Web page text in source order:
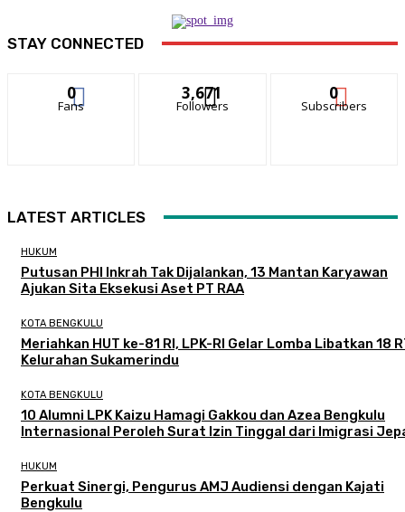
STAY CONNECTED
0
Fans
3,671
Followers
0
Subscribers
LATEST ARTICLES
HUKUM
Putusan PHI Inkrah Tak Dijalankan, 13 Mantan Karyawan
Ajukan Sita Eksekusi Aset PT RAA
KOTA BENGKULU
Meriahkan HUT ke-81 RI, LPK-RI Gelar Lomba Libatkan 18
Kelurahan Sukamerindu
KOTA BENGKULU
‎10 Alumni LPK Kaizu Hamagi Gakkou dan Azea Bengkulu
Internasional Peroleh Surat Izin Tinggal dari Imigrasi
HUKUM
Perkuat Sinergi, Pengurus AMJ Audiensi dengan Kajati
Bengkulu